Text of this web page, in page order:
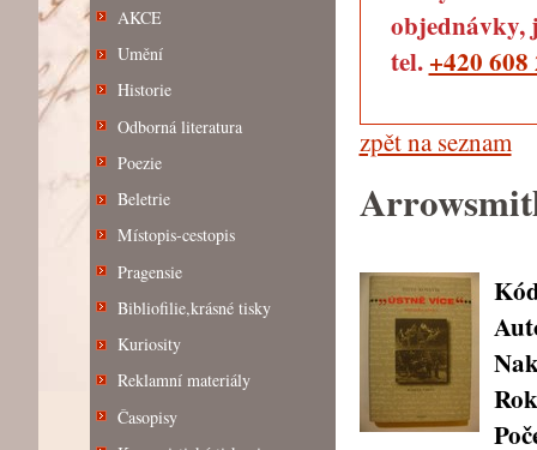
AKCE
Umění
Historie
Odborná literatura
Poezie
Beletrie
Místopis-cestopis
Pragensie
Bibliofilie,krásné tisky
Kuriosity
Reklamní materiály
Časopisy
objednávky,
tel. +420 608
zpět na seznam